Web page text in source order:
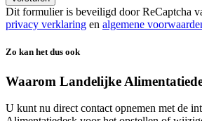
Dit formulier is beveiligd door ReCaptcha
privacy verklaring en algemene
Zo kan het dus ook
Waarom Landelijke
U kunt nu direct contact opnemen met de